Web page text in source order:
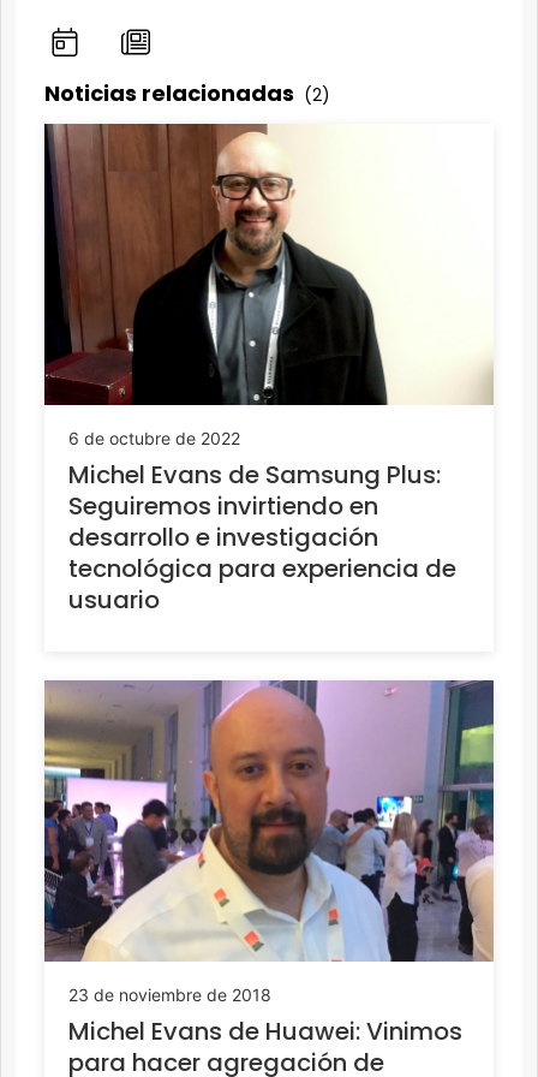
Noticias relacionadas (2)
6 de octubre de 2022
Michel Evans de Samsung Plus:
Seguiremos invirtiendo en
desarrollo e investigación
tecnológica para experiencia de
usuario
23 de noviembre de 2018
Michel Evans de Huawei: Vinimos
para hacer agregación de